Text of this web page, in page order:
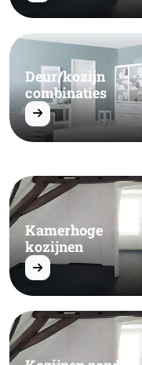
Deur/kozijn
combinaties
Kamerhoge
kozijnen